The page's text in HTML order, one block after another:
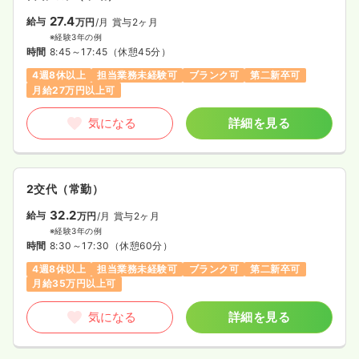
給与 27.4万円/月 賞与2ヶ月
※経験3年の例
時間 8:45～17:45 （休憩45分）
4週8休以上
担当業務未経験可 ブランク可
第二新卒可
月給27万円以上可
気になる 詳細を見る
2交代（常勤）
給与 32.2万円 /月 賞与2ヶ月
※経験3年の例
時間 8:30～17:30 （休憩60分）
4週8休以上
担当業務未経験可 ブランク可
第二新卒可
月給35万円以上可
気になる 詳細を見る